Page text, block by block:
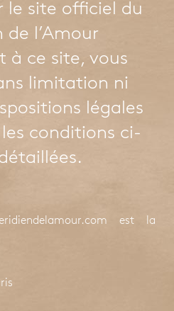
le site officiel du
de l’Amour
à ce site, vous
limitation ni
légales
conditions ci-
est la